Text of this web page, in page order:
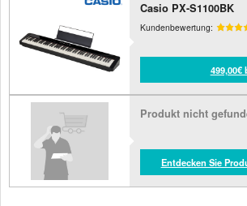
Casio PX-S1100BK
Kundenbewertung:
499,00€
Produkt nicht
Entdecken Sie